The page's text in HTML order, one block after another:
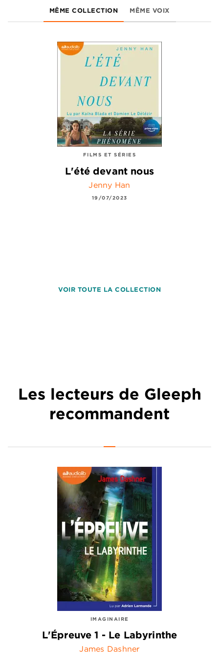
MÊME COLLECTION MÊME VOIX
FILMS ET SÉRIES
L'été devant nous
Jenny Han
19/07/2023
VOIR TOUTE LA COLLECTION
Les lecteurs de Gleeph
recommandent
IMAGINAIRE
L'Épreuve 1 - Le Labyrinthe
James Dashner